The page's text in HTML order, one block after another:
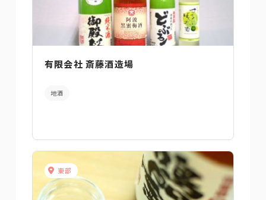
有限会社 斎藤酒造場
地酒
東部